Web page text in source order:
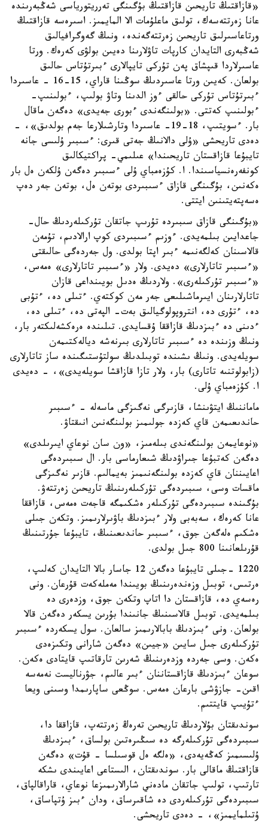
«قازاقتىڭ تاريحىن قازاقتىڭ بۇگىنگى تەرريتورياسى شەڭبەرىندە
عانا زەرتتەسەك، تولىق ماعلۇمات الا المايمىز. اسىرەسە قازاقتىڭ
ورتاعاسىرلىق تاريحىن زەرتتەگەندە، ونىڭ گەوگرافيالىق
شەڭبەرى التايدان كارپات تاۋلارىنا دەيىن بولۋى كەرەك. ورتا
عاسىرلاردا قىپشاق پەن تۇركى تايپالارى ءبىرتۇتاس حالىق
بولعان. كەيىن ورتا عاسىردىڭ سوڭىنا قاراي، 15-16 - عاسىردا
ءبىرتۇتاس تۇركى حالقى ءوز الدىنا وتاۋ بولىپ، ءبولىنىپ-
ءبولىنىپ كەتتى. «بولىنگەندى ءبورى جەيدى» دەگەن ماقال
بار. ءسويتىپ، 18-19- عاسىردا وتارشىلارعا جەم بولدىق»، -
دەدى تاريحشى «ۇلى دالانىڭ جەتى قىرى: ءسىبىر ۇلىسى جانە
تايبۇعا قازاقستان تاريحىندا» عىلىمي- پراكتيكالىق
كونفەرەنسياسىندا. ا. كۇزەمباي ۇلى ءسىبىر دەگەن ۇلكەن ەل بار
ەكەنىن، بۇگىنگى قازاق ءسىبىردى بوتەن ەل، بوتەن جەر دەپ
ەسەپتەيتىنىن ايتتى.
«بۇگىنگى قازاق سىبىردە تۇرىپ جاتقان تۇركىلەردىڭ حال-
جاعدايىن بىلمەيدى. ءوزىم ءسىبىردى كوپ ارالادىم، تۇمەن
قالاسىنان كەلگەنىمە ءبىر اپتا بولدى. ول جەردەگى حالىقتى
«ءسىبىر تاتارلارى» دەيدى. ولار «ءسىبىر تاتارلارى» ەمەس،
«ءسىبىر تۇركىلەرى». ولاردىڭ ەدىل بويىنداعى قازان
تاتارلارىنان ايىرماشىلىعى جەر مەن كوكتەي. ءتىلى دە، ءتۇبى
دە، ءتۇرى دە، انتروپولوگيالىق بەت- الپەتى دە، ءتىلى دە،
ءدىنى دە ءبىزدىڭ قازاققا ۇقسايدى. تىلىندە ەرەكشەلىكتەر بار،
ونىڭ وزىندە دە ءسىبىر تاتارلارى بىرنەشە ديالەكتىمەن
سويلەيدى. ونىڭ ىشىندە توبىلدىڭ سولتۇستىگىندە ساز تاتارلارى
(زابولوتنىە تاتارى) بار، ولار تازا قازاقشا سويلەيدى»، - دەيدى
ا. كۇزەمباي ۇلى.
ماماننىڭ ايتۋىنشا، قازىرگى نەگىزگى ماسەلە - ءسىبىر
حاندىعىمەن قاي كەزدە جولىمىز بولىنگەنىن انىقتاۋ.
«نوعايمەن بولىنگەندى بىلەمىز، «ون سان نوعاي ايىرىلدى»
دەگەن كەتبۇعا جىراۋدىڭ شىعارماسى بار. ال سىبىردەگى
اعايىننان قاي كەزدە بولىنگەنىمىز بەيمالىم. قازىر نەگىزگى
ماقسات وسى، سىبىردەگى تۇركىلەرىنىڭ تاريحىن زەرتتەۋ.
بۇگىندە سىبىردەگى تۇركىلەر ەشكىمگە قاجەت ەمەس، قازاققا
عانا كەرەك، سەبەبى ولار ءبىزدىڭ باۋىرلارىمىز. وتكەن جىلى
ەشكىم ەلەگەن جوق، ءسىبىر حاندىعىنىڭ، تايبۇعا جۇرتىنىڭ
قۇرىلعانىنا 800 جىل بولدى.
1220 -جىلى تايبۇعا دەگەن 12 جاسار بالا التايدان كەلىپ،
ەرتىس، توبىل وزەندەرىنىڭ بويىندا مەملەكەت قۇرعان. ونى
رەسەي دە، قازاقستان دا اتاپ وتكەن جوق، وزدەرى دە
بىلمەيدى. توبىل قالاسىنىڭ جانىندا بۇرىن يسكەر دەگەن قالا
بولعان. ونى ءبىزدىڭ بابالارىمىز سالعان. سول يسكەردە ءسىبىر
تۇركىلەرى جىل سايىن «جيىن» دەگەن شارانى وتكىزەدى
ەكەن. وسى جەردە وزدەرىنىڭ شەرىن تارقاتىپ قايتادى ەكەن.
سوعان ءبىزدىڭ قازاقستاننان ءبىر عالىم، جۋرناليست نەمەسە
اقىن- جازۋشى بارعان ەمەس. سوڭعى ساپارىمدا وسىنى ويعا
ءتۇيىپ قايتتىم.
سوندىقتان بۇلاردىڭ تاريحىن تەرەڭ زەرتتەپ، قازاققا دا،
سىبىردەگى تۇركىلەرگە دە سىڭىرەتىن بولساق، ءبىزدىڭ
ۇلىسىمىز كەڭەيەدى، «ەلگە ەل قوسىلسا - قۇت» دەگەن
قازاقتىڭ ماقالى بار. سوندىقتان، الىستاعى اعايىندى ىشكە
تارتىپ، تولىپ جاتقان مادەني شارالارىمىزعا نوعاي، قاراقالپاق،
سىبىردەگى تۇركىلەردى دە شاقىرساق، ودان ءبىز ۇتپاساق،
ۇتىلمايمىز»، - دەدى تاريحشى.